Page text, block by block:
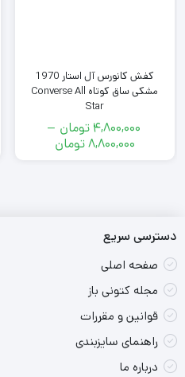
کفش کانورس آل استار 1970
مشکی ساق کوتاه Converse All
Star
4,800,000 تومان –
8,800,000تومان
دسترسی سریع
صفحه اصلی
مجله کتونی باز
قوانین و مقررات
راهنمای سایزبندی
درباره ما